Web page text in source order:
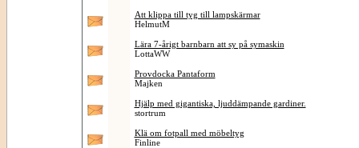
Att klippa till tyg till lampskärmar
HelmutM
Lära 7-årigt barnbarn att sy på symaskin
LottaWW
Provdocka Pantaform
Majken
Hjälp med gigantiska, ljuddämpande gardiner.
stortrum
Klä om fotpall med möbeltyg
Finline